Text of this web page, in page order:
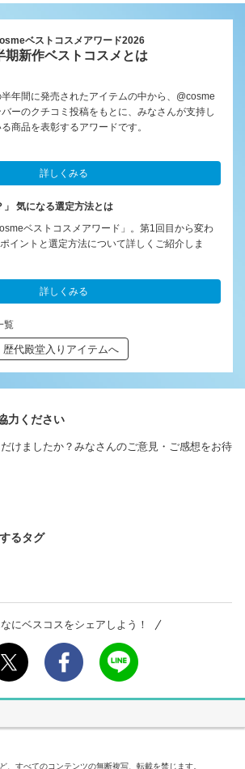
ベストコスメアワード2026
期新作ベストコスメとは
半年間に発売されたアイテムの中から、@cosme
バーのクチコミ投稿をもとに、みなさんが支持し
商品を表彰するアワードです。
詳しくみる
」 気になる選定方法とは
ベストコスメアワード」。第1回目から変わ
イントと選定方法について詳しくご紹介しま
詳しくみる
覧
歴代殿堂入りアイテムへ
力ください
けましたか？みなさんのご意見・ご感想をお待
るタグ
にベスコスをシェアしよう！
、すべてのコンテンツの無断複写、転載を禁じます。